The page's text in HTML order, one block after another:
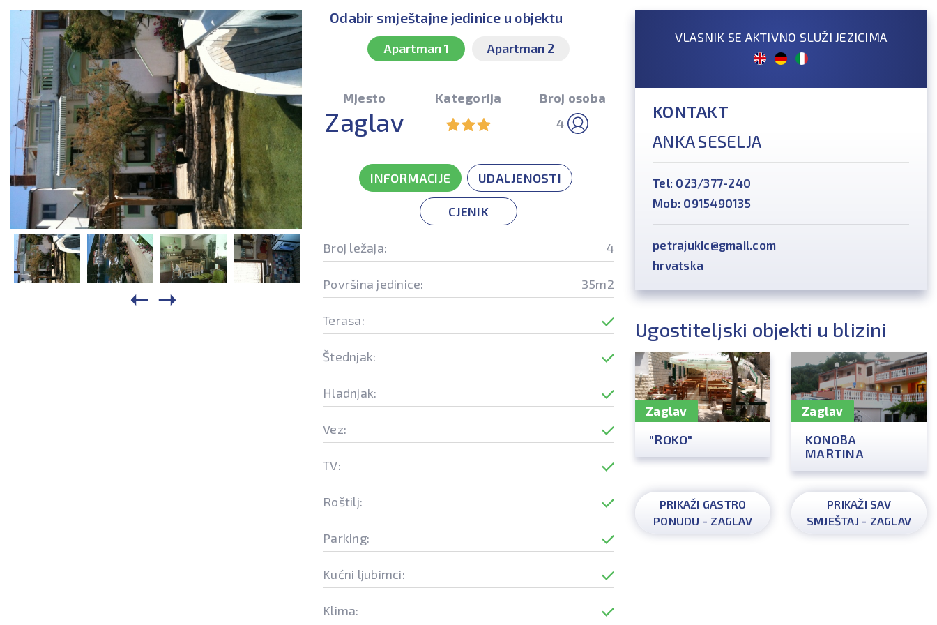
Odabir smještajne jedinice u objektu
Apartman 1 Apartman 2
Mjesto
Zaglav
Kategorija
Broj osoba
4
INFORMACIJE UDALJENOSTI
CJENIK
Broj ležaja: 4
Površina jedinice: 35m2
Terasa:
Štednjak:
Hladnjak:
Vez:
TV:
Roštilj:
Parking:
Kućni ljubimci:
Klima:
VLASNIK SE AKTIVNO SLUŽI JEZICIMA
KONTAKT
ANKA SESELJA
Tel: 023/377-240
Mob: 0915490135
petrajukic@gmail.com
hrvatska
Ugostiteljski objekti u blizini
Zaglav
"ROKO"
Zaglav
KONOBA
MARTINA
PRIKAŽI GASTRO
PONUDU - ZAGLAV
PRIKAŽI SAV
SMJEŠTAJ - ZAGLAV